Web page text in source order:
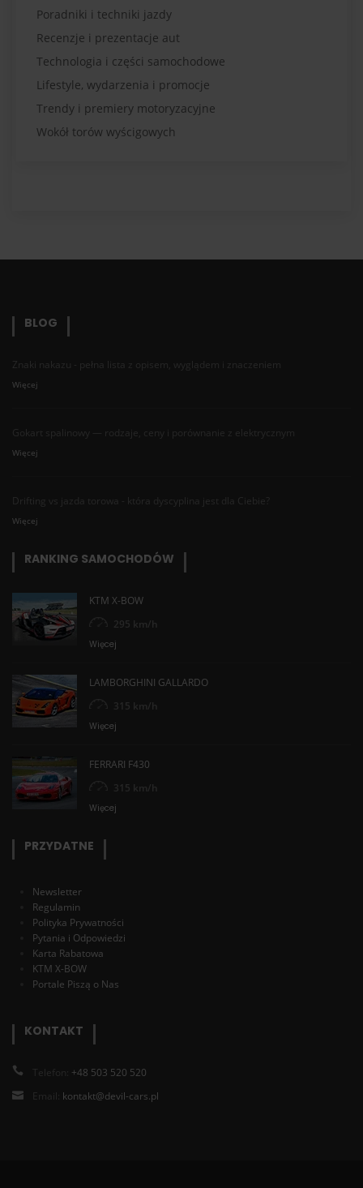
Poradniki i techniki jazdy
Recenzje i prezentacje aut
Technologia i części samochodowe
Lifestyle, wydarzenia i promocje
Trendy i premiery motoryzacyjne
Wokół torów wyścigowych
BLOG
Znaki nakazu - pełna lista z opisem, wyglądem i znaczeniem
Więcej
Gokart spalinowy — rodzaje, ceny i porównanie z elektrycznym
Więcej
Drifting vs jazda torowa - która dyscyplina jest dla Ciebie?
Więcej
RANKING SAMOCHODÓW
KTM X-BOW
295 km/h
Więcej
LAMBORGHINI GALLARDO
315 km/h
Więcej
FERRARI F430
315 km/h
Więcej
PRZYDATNE
Newsletter
Regulamin
Polityka Prywatności
Pytania i Odpowiedzi
Karta Rabatowa
KTM X-BOW
Portale Piszą o Nas
KONTAKT
Telefon: +48 503 520 520
Email: kontakt@devil-cars.pl